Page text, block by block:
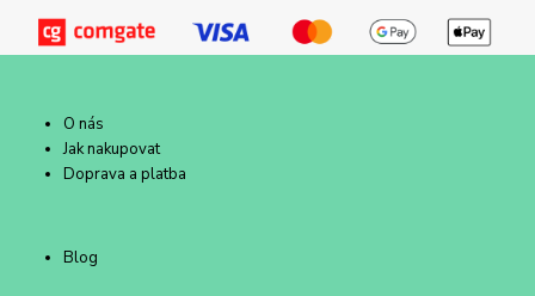
O nás
Jak nakupovat
Doprava a platba
Blog